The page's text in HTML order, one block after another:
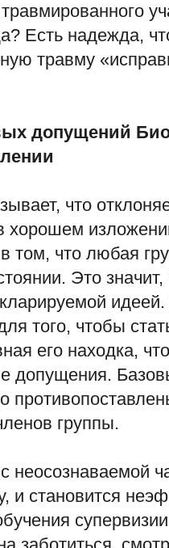
Есть надежда,
травму
допущений
что
хорошем
том, что любая
Это
того, чтобы
его находка,
допущения.
группы.
неосознаваемой
и становится